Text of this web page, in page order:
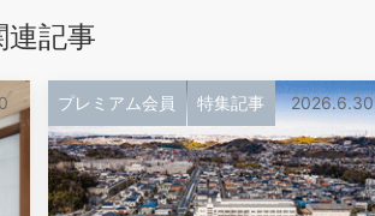
連記事
プレミアム会員 特集記事 2026.6.30